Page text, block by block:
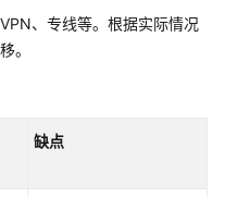
、专线等。根据实际情况
。
缺点